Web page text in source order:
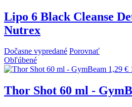
Lipo 6 Black Cleanse
Nutrex
Dočasne vypredané Porovnať
Obľúbené
1,29 €
Thor Shot 60 ml -